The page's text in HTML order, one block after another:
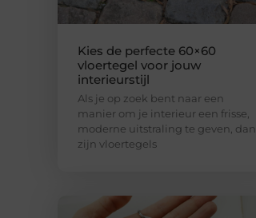
Kies de perfecte 60×60
vloertegel voor jouw
interieurstijl
Als je op zoek bent naar een
manier om je interieur een frisse,
moderne uitstraling te geven, dan
zijn vloertegels